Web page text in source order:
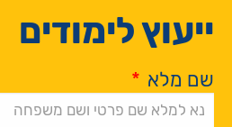
ייעוץ לימודים
שם מלא *